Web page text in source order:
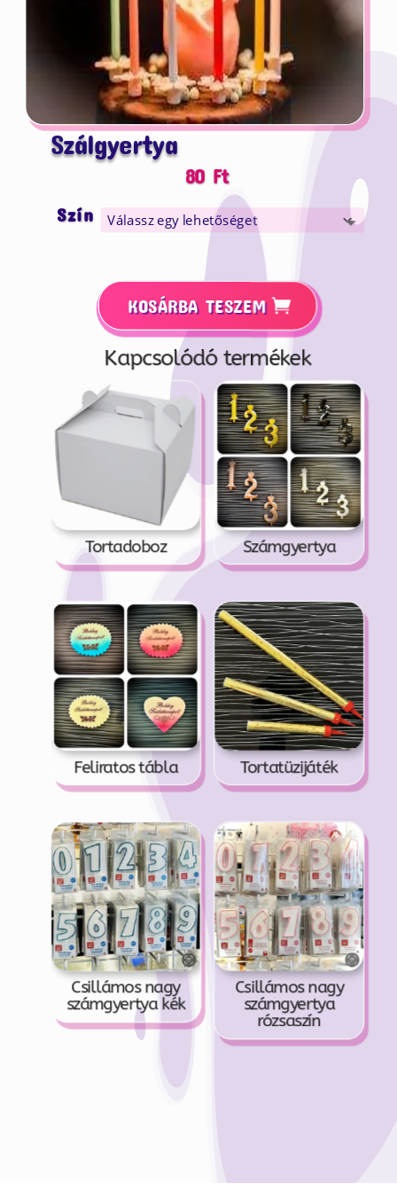
Szálgyertya
80 Ft
Szín
KOSÁRBA TESZEM
Kapcsolódó termékek
Tortadoboz Számgyertya
Feliratos tábla Tortatüzijáték
Csillámos nagy
számgyertya kék
Csillámos nagy
számgyertya
rózsaszín